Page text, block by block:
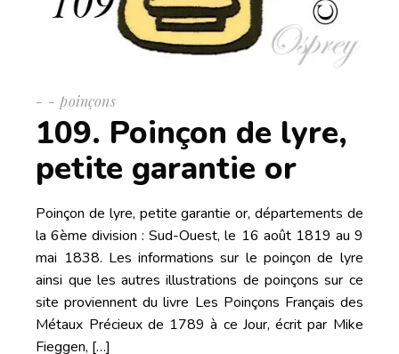
- poinçons
109. Poinçon de lyre,
petite garantie or
Poinçon de lyre, petite garantie or, départements de
la 6ème division : Sud-Ouest, le 16 août 1819 au 9
mai 1838. Les informations sur le poinçon de lyre
ainsi que les autres illustrations de poinçons sur ce
site proviennent du livre Les Poinçons Français des
Métaux Précieux de 1789 à ce Jour, écrit par Mike
Fieggen, […]